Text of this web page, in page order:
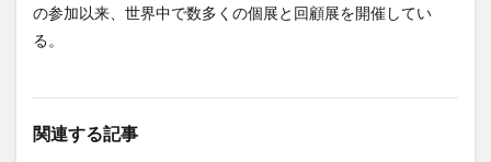
の参加以来、世界中で数多くの個展と回顧展を開催してい
る。
関連する記事